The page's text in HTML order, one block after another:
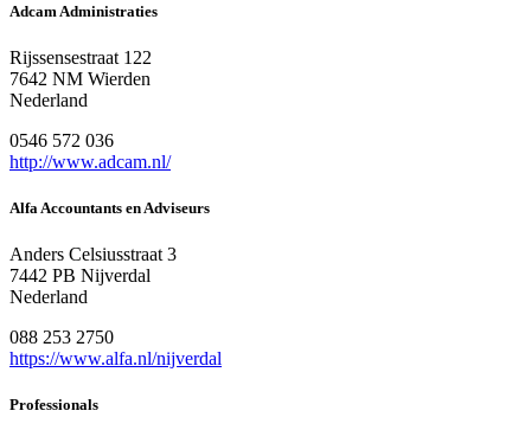
Adcam Administraties
Rijssensestraat 122
7642 NM Wierden
Nederland
0546 572 036
http://www.adcam.nl/
Alfa Accountants en Adviseurs
Anders Celsiusstraat 3
7442 PB Nijverdal
Nederland
088 253 2750
https://www.alfa.nl/nijverdal
Professionals